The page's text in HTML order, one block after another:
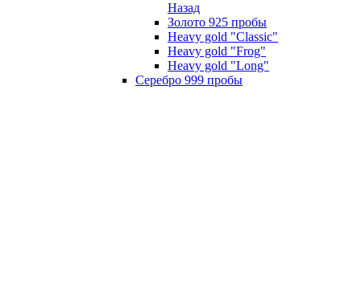
Назад
Золото 925 пробы
Heavy gold "Classic"
Heavy gold "Frog"
Heavy gold "Long"
Серебро 999 пробы